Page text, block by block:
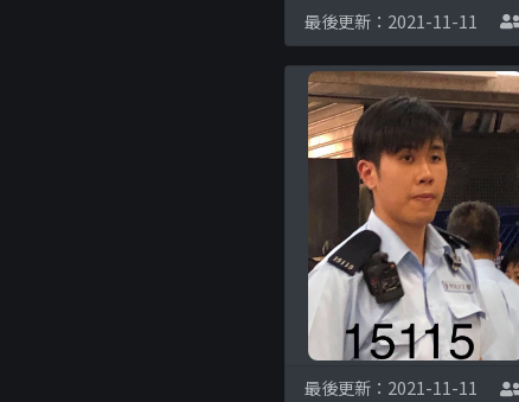
最後更新：2021-11-11
最後更新：2021-11-11